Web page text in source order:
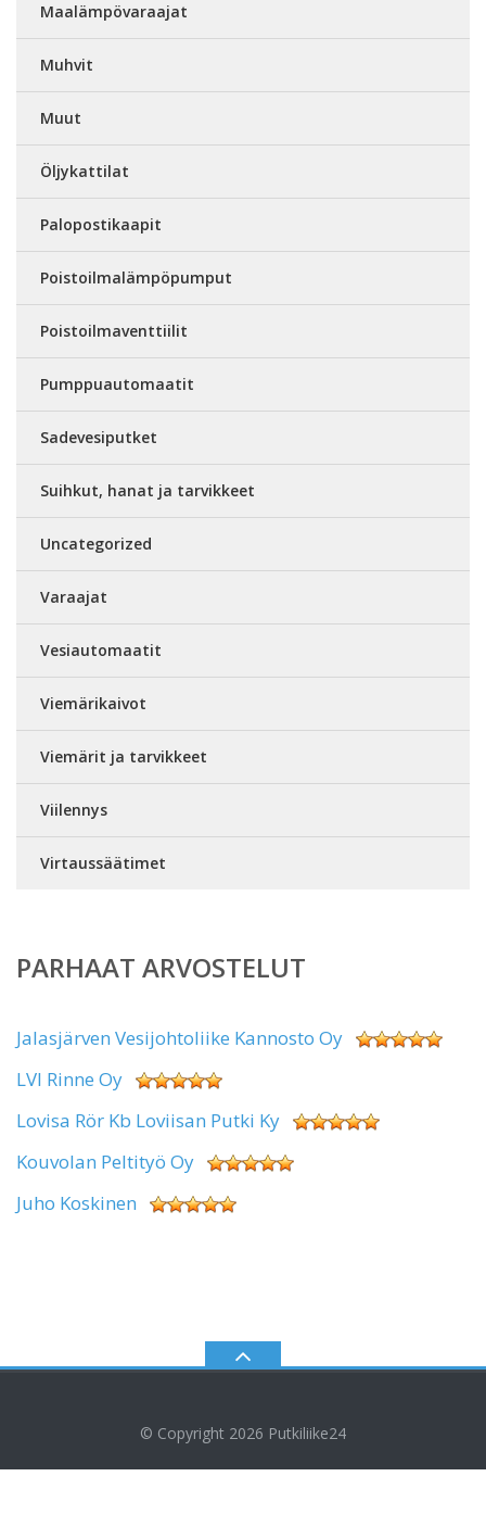
Maalämpövaraajat
Muhvit
Muut
Öljykattilat
Palopostikaapit
Poistoilmalämpöpumput
Poistoilmaventtiilit
Pumppuautomaatit
Sadevesiputket
Suihkut, hanat ja tarvikkeet
Uncategorized
Varaajat
Vesiautomaatit
Viemärikaivot
Viemärit ja tarvikkeet
Viilennys
Virtaussäätimet
PARHAAT ARVOSTELUT
Jalasjärven Vesijohtoliike Kannosto Oy
LVI Rinne Oy
Lovisa Rör Kb Loviisan Putki Ky
Kouvolan Peltityö Oy
Juho Koskinen
© Copyright 2026 Putkiliike24